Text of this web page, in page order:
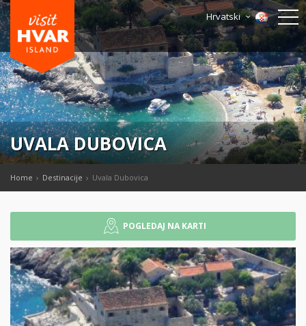
Hrvatski
UVALA DUBOVICA
Home Destinacije Uvala Dubovica
POGLEDAJ NA KARTI